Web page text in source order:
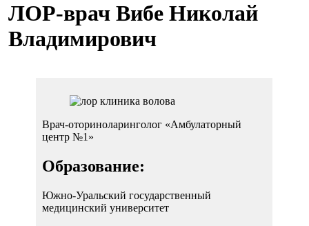
ЛОР-врач Вибе Николай
Владимирович
Врач-оториноларинголог «Амбулаторный
центр №1»
Образование:
Южно-Уральский государственный
медицинский университет